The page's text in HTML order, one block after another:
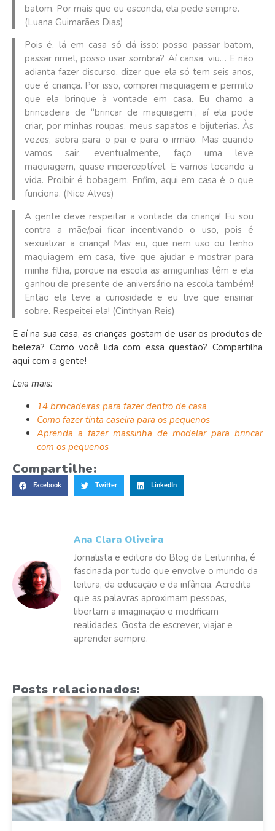
batom. Por mais que eu esconda, ela pede sempre.
(Luana Guimarães Dias)
Pois é, lá em casa só dá isso: posso passar batom,
passar rimel, posso usar sombra? Aí cansa, viu… E não
adianta fazer discurso, dizer que ela só tem seis anos,
que é criança. Por isso, comprei maquiagem e permito
que ela brinque à vontade em casa. Eu chamo a
brincadeira de “brincar de maquiagem”, aí ela pode
criar, por minhas roupas, meus sapatos e bijuterias. Às
vezes, sobra para o pai e para o irmão. Mas quando
vamos sair, eventualmente, faço uma leve
maquiagem, quase imperceptível. E vamos tocando a
vida. Proibir é bobagem. Enfim, aqui em casa é o que
funciona. (Nice Alves)
A gente deve respeitar a vontade da criança! Eu sou
contra a mãe/pai ficar incentivando o uso, pois é
sexualizar a criança! Mas eu, que nem uso ou tenho
maquiagem em casa, tive que ajudar e mostrar para
minha filha, porque na escola as amiguinhas têm e ela
ganhou de presente de aniversário na escola também!
Então ela teve a curiosidade e eu tive que ensinar
sobre. Respeitei ela! (Cinthyan Reis)
E aí na sua casa, as crianças gostam de usar os produtos de
beleza? Como você lida com essa questão? Compartilha
aqui com a gente!
Leia mais:
14 brincadeiras para fazer dentro de casa
Como fazer tinta caseira para os pequenos
Aprenda a fazer massinha de modelar para brincar
com os pequenos
Compartilhe:
Facebook Twitter LinkedIn
Ana Clara Oliveira
Jornalista e editora do Blog da Leiturinha, é
fascinada por tudo que envolve o mundo da
leitura, da educação e da infância. Acredita
que as palavras aproximam pessoas,
libertam a imaginação e modificam
realidades. Gosta de escrever, viajar e
aprender sempre.
Posts relacionados: